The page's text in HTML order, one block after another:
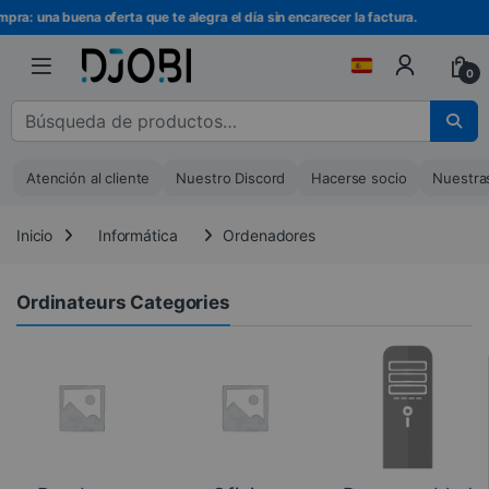
Ir a la navegación
Ir al contenido
una buena oferta que te alegra el día sin encarecer la factura.
0
Buscar :
Atención al cliente Nuestro Discord Hacerse socio
Inicio Informática Ordenadores
Ordinateurs Categories